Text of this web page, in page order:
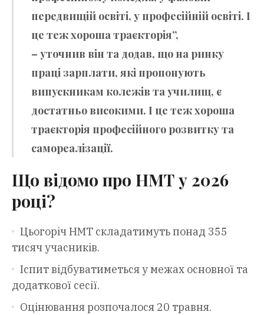
передвищій освіті, у професійній освіті. І
це теж хороша траєкторія”,
– уточнив він та додав, що на ринку
праці зарплати, які пропонують
випускникам колежів та училищ, є
достатньо високими. І це теж хороша
траєкторія професійного розвитку та
самореалізації.
Що відомо про НМТ у 2026
році?
Цьогоріч НМТ складатимуть понад 355
тисяч учасників.
Іспит відбуватиметься у межах основної та
додаткової сесії.
Оцінювання розпочалося 20 травня.